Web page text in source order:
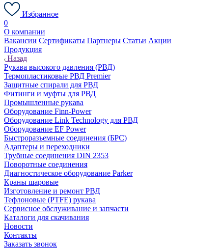
Избранное
0
О компании
Вакансии Сертификаты Партнеры Статьи Акции
Продукция
Назад
Рукава высокого давления (РВД)
Термопластиковые РВД Premier
Защитные спирали для РВД
Фитинги и муфты для РВД
Промышленные рукава
Оборудование Finn-Power
Оборудование Link Technology для РВД
Оборудование EF Power
Быстроразъемные соединения (БРС)
Адаптеры и переходники
Трубные соединения DIN 2353
Поворотные соединения
Диагностическое оборудование Parker
Краны шаровые
Изготовление и ремонт РВД
Тефлоновые (PTFE) рукава
Сервисное обслуживание и запчасти
Каталоги для скачивания
Новости
Контакты
Заказать звонок